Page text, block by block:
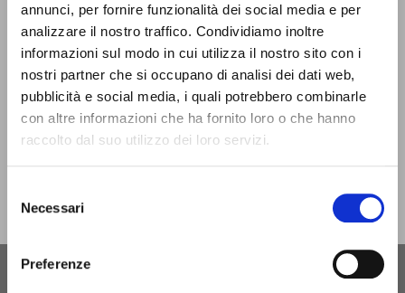
annunci, per fornire funzionalità dei social media e per
analizzare il nostro traffico. Condividiamo inoltre
informazioni sul modo in cui utilizza il nostro sito con i
nostri partner che si occupano di analisi dei dati web,
pubblicità e social media, i quali potrebbero combinarle
con altre informazioni che ha fornito loro o che hanno
raccolto dal suo utilizzo dei loro servizi.
delNecessari
Preferenze
sul cortile interno. È aperto lunedì - sabato dalle 9 alle 18 |
domenica e festivi dalle 9.30 alle 17.30. Lo trovi chiuso solo il
giorno di Natale.
infotur@comune.fe.it 0532-419190
SEI UN OPERATORE TURISTICO E VUOI ESSERE
CONTATTATO PER FARE PARTE DEL PROGETTO